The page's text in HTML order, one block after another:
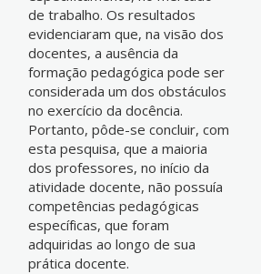
de trabalho. Os resultados
evidenciaram que, na visão dos
docentes, a ausência da
formação pedagógica pode ser
considerada um dos obstáculos
no exercício da docência.
Portanto, pôde-se concluir, com
esta pesquisa, que a maioria
dos professores, no início da
atividade docente, não possuía
competências pedagógicas
específicas, que foram
adquiridas ao longo de sua
prática docente.